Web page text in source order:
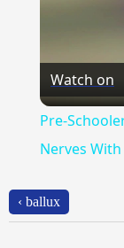
Watch on
Pre-
Nerves
‹ ballux